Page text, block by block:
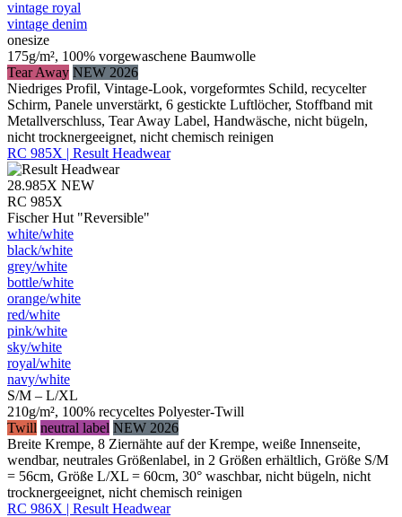
vintage royal
vintage denim
onesize
175g/m², 100% vorgewaschene Baumwolle
Tear Away NEW 2026
Niedriges Profil, Vintage-Look, vorgeformtes Schild, recycelter
Schirm, Panele unverstärkt, 6 gestickte Luftlöcher, Stoffband mit
Metallverschluss, Tear Away Label, Handwäsche, nicht bügeln,
nicht trocknergeeignet, nicht chemisch reinigen
RC 985X | Result Headwear
28.985X NEW
RC 985X
Fischer Hut "Reversible"
white/​white
black/​white
grey/​white
bottle/​white
orange/​white
red/​white
pink/​white
sky/​white
royal/​white
navy/​white
S/M – L/XL
210g/m², 100% recyceltes Polyester-Twill
Twill neutral label NEW 2026
Breite Krempe, 8 Ziernähte auf der Krempe, weiße Innenseite,
wendbar, neutrales Größenlabel, in 2 Größen erhältlich, Größe S/M
= 56cm, Größe L/XL = 60cm, 30° waschbar, nicht bügeln, nicht
trocknergeeignet, nicht chemisch reinigen
RC 986X | Result Headwear